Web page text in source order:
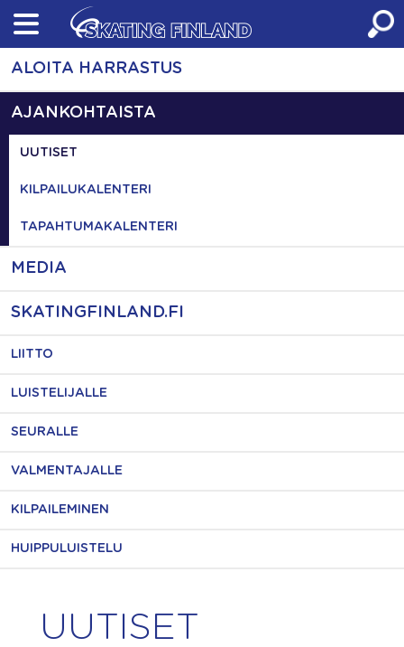
Skip
content
ALOITA HARRASTUS
AJANKOHTAISTA
UUTISET
KILPAILUKALENTERI
TAPAHTUMAKALENTERI
MEDIA
SKATINGFINLAND.FI
LIITTO
LUISTELIJALLE
SEURALLE
VALMENTAJALLE
KILPAILEMINEN
HUIPPULUISTELU
UUTISET